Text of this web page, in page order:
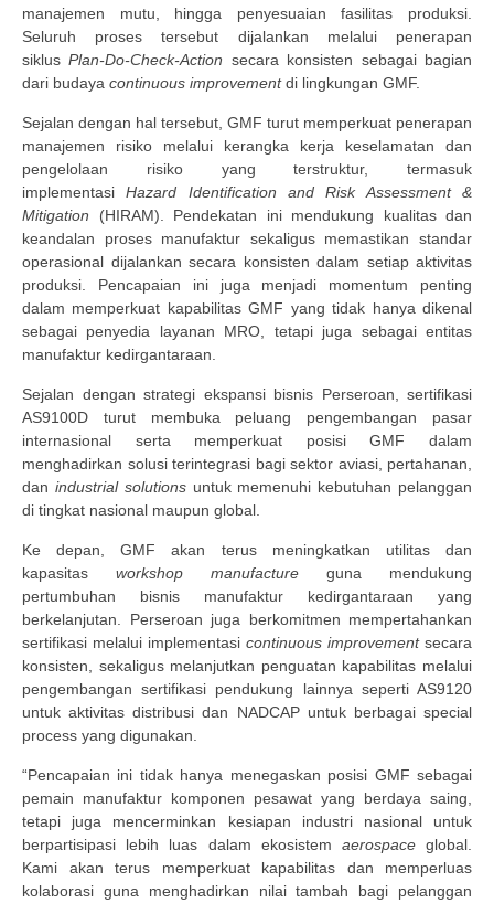
manajemen mutu, hingga penyesuaian fasilitas produksi.
Seluruh proses tersebut dijalankan melalui penerapan
siklusPlan-Do-Check-Action secara konsisten sebagai bagian
dari budaya continuous improvementdi lingkungan GMF.
Sejalan dengan hal tersebut, GMF turut memperkuat penerapan
manajemen risiko melalui kerangka kerja keselamatan dan
pengelolaan risiko yang terstruktur, termasuk
implementasiHazard Identification and Risk Assessment &
Mitigation (HIRAM). Pendekatan ini mendukung kualitas dan
keandalan proses manufaktur sekaligus memastikan standar
operasional dijalankan secara konsisten dalam setiap aktivitas
produksi. Pencapaian ini juga menjadi momentum penting
dalam memperkuat kapabilitas GMF yang tidak hanya dikenal
sebagai penyedia layanan MRO, tetapi juga sebagai entitas
manufaktur kedirgantaraan.
Sejalan dengan strategi ekspansi bisnis Perseroan, sertifikasi
AS9100D turut membuka peluang pengembangan pasar
internasional serta memperkuat posisi GMF dalam
menghadirkan solusi terintegrasi bagi sektor aviasi, pertahanan,
dan industrial solutions untuk memenuhi kebutuhan pelanggan
di tingkat nasional maupun global.
Ke depan, GMF akan terus meningkatkan utilitas dan
kapasitas workshop manufacture guna mendukung
pertumbuhan bisnis manufaktur kedirgantaraan yang
berkelanjutan. Perseroan juga berkomitmen mempertahankan
sertifikasi melalui implementasi continuous improvementsecara
konsisten, sekaligus melanjutkan penguatan kapabilitas melalui
pengembangan sertifikasi pendukung lainnya seperti AS9120
untuk aktivitas distribusi dan NADCAP untuk berbagai special
process yang digunakan.
“Pencapaian ini tidak hanya menegaskan posisi GMF sebagai
pemain manufaktur komponen pesawat yang berdaya saing,
tetapi juga mencerminkan kesiapan industri nasional untuk
berpartisipasi lebih luas dalam ekosistem aerospaceglobal.
Kami akan terus memperkuat kapabilitas dan memperluas
kolaborasi guna menghadirkan nilai tambah bagi pelanggan